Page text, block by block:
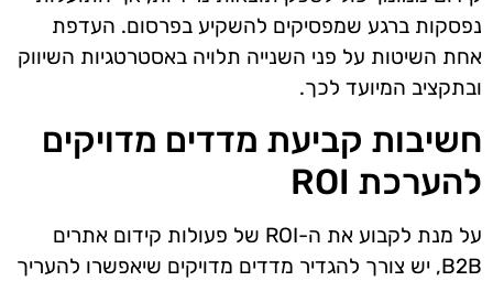
נפסקות ברגע שמפסיקים להשקיע בפרסום. העדפת
אחת השיטות על פני השנייה תלויה באסטרטגיות השיווק
ובתקציב המיועד לכך.
חשיבות קביעת מדדים מדויקים
להערכת ROI
על מנת לקבוע את ה-ROI של פעולות קידום אתרים
B2B, יש צורך להגדיר מדדים מדויקים שיאפשרו להעריך